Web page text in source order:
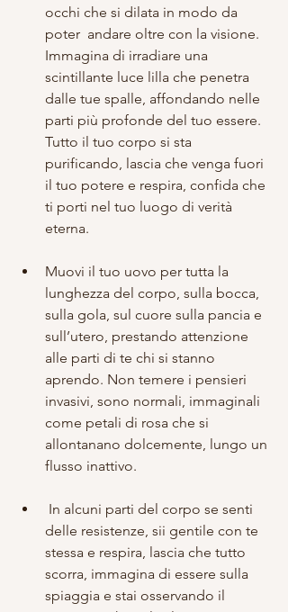
occhi che si dilata in modo da
poter  andare oltre con la visione.
Immagina di irradiare una
scintillante luce lilla che penetra
dalle tue spalle, affondando nelle
parti più profonde del tuo essere.
Tutto il tuo corpo si sta
purificando, lascia che venga fuori
il tuo potere e respira, confida che
ti porti nel tuo luogo di verità
eterna.
Muovi il tuo uovo per tutta la
lunghezza del corpo, sulla bocca,
sulla gola, sul cuore sulla pancia e
sull’utero, prestando attenzione
alle parti di te chi si stanno
aprendo. Non temere i pensieri
invasivi, sono normali, immaginali
come petali di rosa che si
allontanano dolcemente, lungo un
flusso inattivo.
delle resistenze, sii gentile con te
stessa e respira, lascia che tutto
scorra, immagina di essere sulla
spiaggia e stai osservando il